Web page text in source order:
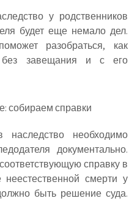
у родственников
будет еще немало дел.
разобраться, как
без завещания и с его
собираем справки
необходимо
документально.
справку в
смерти у
быть решение суда.